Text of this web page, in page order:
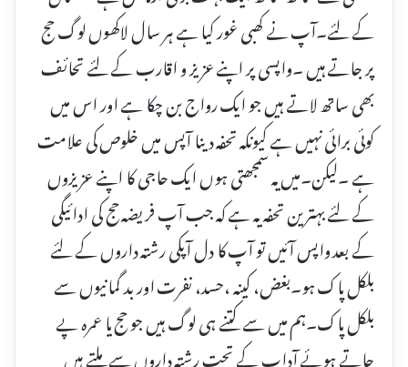
کے لئے۔آپ نے کھبی غور کیا ہے ہر سال لاکھوں لوگ حج
پر جاتے ہیں ۔واپسی پر اپنے عزیز و اقارب کے لئے تحائف
بھی ساتھ لاتے ہیں جو ایک رواج بن چکا ہے اور اس میں
کوئی برائی نہیں ہے کیونکہ تحفہ دینا آپس میں خلوص کی علامت
ہے ۔لیکن۔میں یہ سمجھتی ہوں ایک حاجی کا اپنے عزیزوں
کے لئے بہترین تحفہ یہ ہے کہ جب آپ فریضہ حج کی ادائیگی
کے بعد واپس آئیں تو آپ کا دل آپکی رشتہ داروں کے لئے
بلکل پاک ہو۔بغض، کینہ ،حسد، نفرت اور بد گمانیوں سے
بلکل پاک۔ہم میں سے کتنے ہی لوگ ہیں جو حج یا عمرہ پے
جاتے ہوئے آداب کے تحت رشتہ داروں سے ملتے ہیں